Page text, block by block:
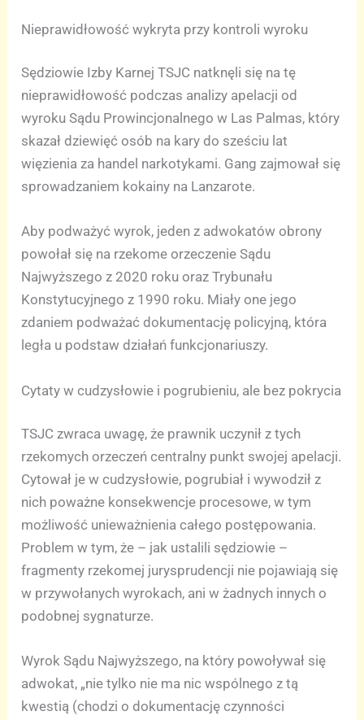
Nieprawidłowość wykryta przy kontroli wyroku
Sędziowie Izby Karnej TSJC natknęli się na tę
nieprawidłowość podczas analizy apelacji od
wyroku Sądu Prowincjonalnego w Las Palmas, który
skazał dziewięć osób na kary do sześciu lat
więzienia za handel narkotykami. Gang zajmował się
sprowadzaniem kokainy na Lanzarote.
Aby podważyć wyrok, jeden z adwokatów obrony
powołał się na rzekome orzeczenie Sądu
Najwyższego z 2020 roku oraz Trybunału
Konstytucyjnego z 1990 roku. Miały one jego
zdaniem podważać dokumentację policyjną, która
legła u podstaw działań funkcjonariuszy.
Cytaty w cudzysłowie i pogrubieniu, ale bez pokrycia
TSJC zwraca uwagę, że prawnik uczynił z tych
rzekomych orzeczeń centralny punkt swojej apelacji.
Cytował je w cudzysłowie, pogrubiał i wywodził z
nich poważne konsekwencje procesowe, w tym
możliwość unieważnienia całego postępowania.
Problem w tym, że – jak ustalili sędziowie –
fragmenty rzekomej jurysprudencji nie pojawiają się
w przywołanych wyrokach, ani w żadnych innych o
podobnej sygnaturze.
Wyrok Sądu Najwyższego, na który powoływał się
adwokat, „nie tylko nie ma nic wspólnego z tą
kwestią (chodzi o dokumentację czynności